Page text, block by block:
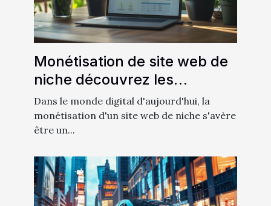
Monétisation de site web de
niche découvrez les
techniques méconnues
Dans le monde digital d'aujourd'hui, la
monétisation d'un site web de niche s'avère
être un...